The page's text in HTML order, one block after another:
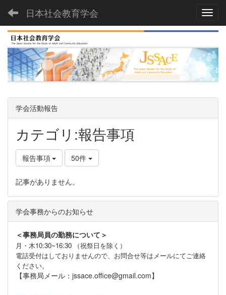
日本社会教育学会
学会活動報告
カテゴリ:報告事項
報告事項 50件
記事がありません。
学会事務からのお知らせ
＜事務局員の勤務について＞
月・木10:30~16:30 （祝祭日を除く）
電話受付はしておりませんので、お問合せ等はメールにてご連絡
ください。
【事務局メール：jssace.office@gmail.com】